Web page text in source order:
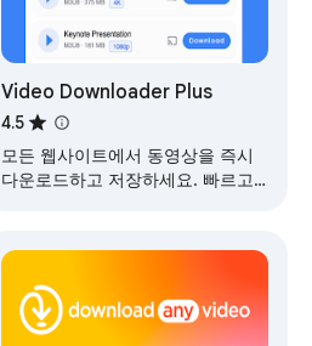
Video Downloader Plus
4.5
모든 웹사이트에서 동영상을 즉시
다운로드하고 저장하세요. 빠르고